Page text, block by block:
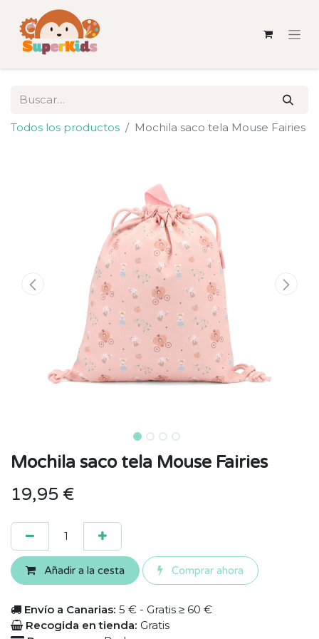
Todos los productos Mochila saco tela Mouse Fairies
Mochila saco tela Mouse Fairies
19,95 €
Añadir a la cesta Comprar ahora
Envío a Canarias: 5 € - Gratis ≥ 60 €
Recogida en tienda: Gratis